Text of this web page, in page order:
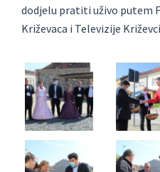
dodjelu pratiti uživo putem
Križevaca i Televizije